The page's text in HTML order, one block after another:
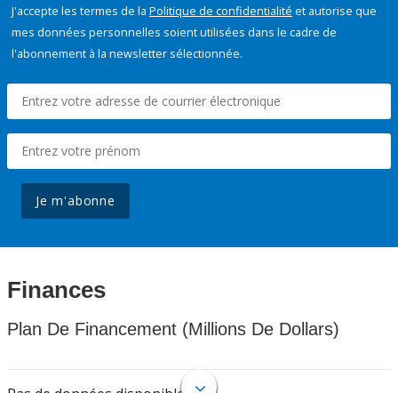
J'accepte les termes de la Politique de confidentialité et autorise que
mes données personnelles soient utilisées dans le cadre de
l'abonnement à la newsletter sélectionnée.
Je m'abonne
Finances
Plan De Financement (Millions De Dollars)